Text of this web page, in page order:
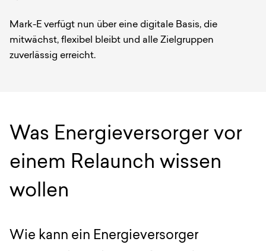
Mark-E verfügt nun über eine digitale Basis, die
mitwächst, flexibel bleibt und alle Zielgruppen
zuverlässig erreicht.
Was Energieversorger vor
einem Relaunch wissen
wollen
Wie kann ein Energieversorger